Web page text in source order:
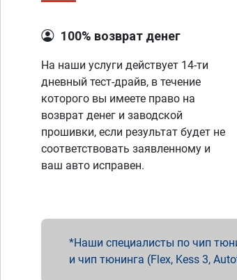
100% возврат денег
На наши услуги действует 14-ти
дневный тест-драйв, в течение
которого вы имеете право на
возврат денег и заводской
прошивки, если результат будет не
соответствовать заявленному и
ваш авто исправен.
Наши специалисты по чип
и чип тюнинга (Flex, Kess 3,